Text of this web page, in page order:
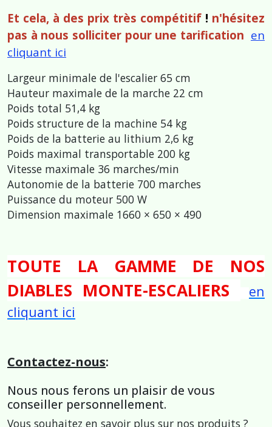
Et cela, à des prix très compétitif ! n'hésitez
pas à nous solliciter pour une tarification en
cliquant ici
Largeur minimale de l'escalier 65 cm
Hauteur maximale de la marche 22 cm
Poids total 51,4 kg
Poids structure de la machine 54 kg
Poids de la batterie au lithium 2,6 kg
Poids maximal transportable 200 kg
Vitesse maximale 36 marches/min
Autonomie de la batterie 700 marches
Puissance du moteur 500 W
Dimension maximale 1660 × 650 × 490
TOUTE LA GAMME DE NOS
DIABLES MONTE-ESCALIERS
en
cliquant ici
Contactez-nous:
Nous nous ferons un plaisir de vous
conseiller personnellement.
Vous souhaitez en savoir plus sur nos produits ?